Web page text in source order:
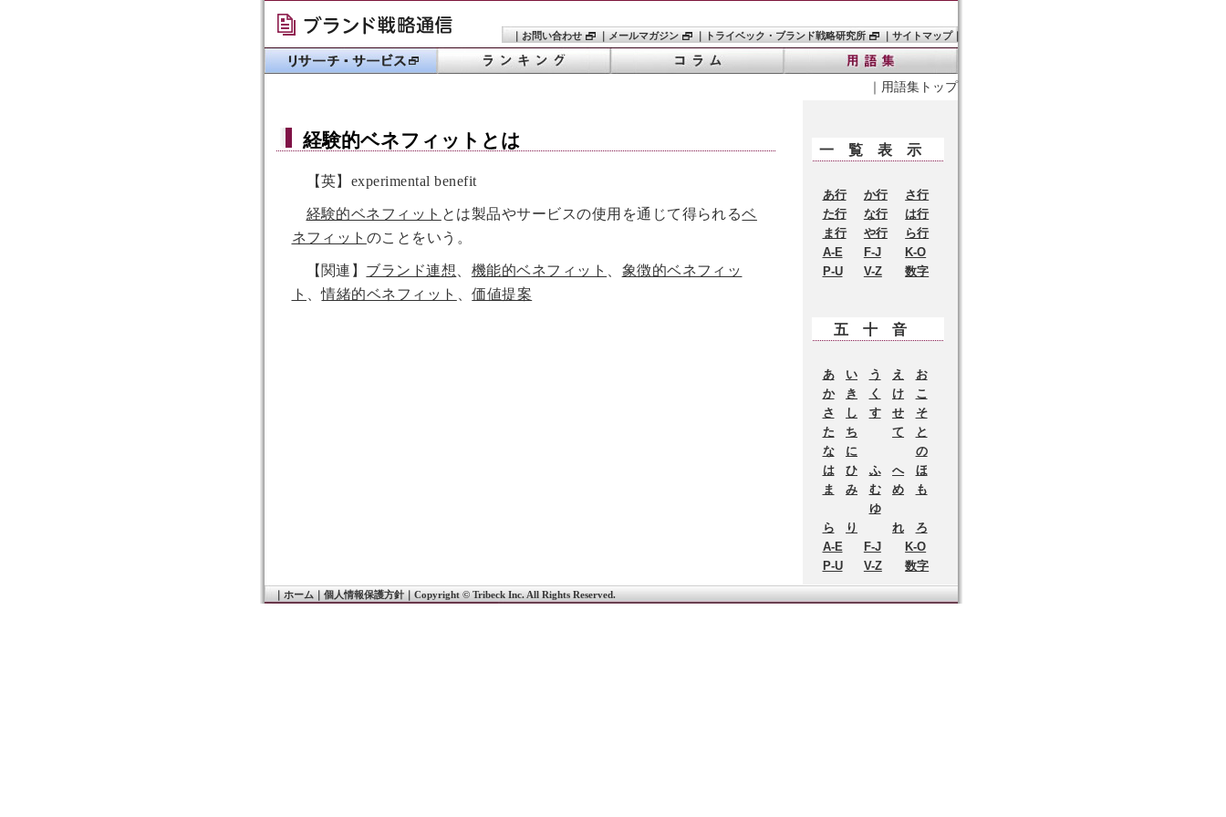
｜ お問い合わせ ｜ メールマガジン ｜ トライベック・ブランド戦略研究所 ｜ サイトマップ｜
｜ 用語集トップ
経験的ベネフィット とは
【英】experimental benefit
経験的ベネフィット とは製品やサービスの使用を通じて得られるベ
ネフィット のことをいう。
【関連】 ブランド連想 機能的ベネフィット
象徴的ベネフィッ
ト
、情緒的ベネフィット 、価値提案
一覧表示
あ行 か行
さ行
た行
な行
は行
ま行
や行
ら行
A-E
F-J
K-O
P-U
V-Z 数字
五十音
あ い う え
お
か
き く け
こ
さ
し す せ
そ
た
ち て
と
な
に
の
は
ひ ふ へ
ほ
ま
み む め
も
ゆ
ら
り れ
ろ
A-E
F-J
K-O
P-U
V-Z 数字
ホーム｜ 個人情報保護方針｜ Copyright © Tribeck Inc. All Rights Reserved.